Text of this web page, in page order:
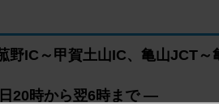
IC～甲賀土山IC、亀山JCT～
20時から翌6時まで ―